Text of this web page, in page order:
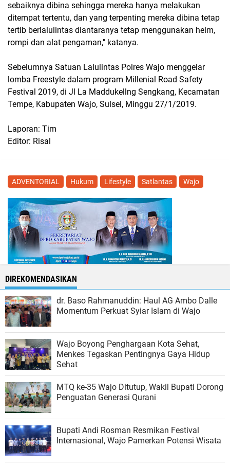
sebaiknya dibina sehingga mereka hanya melakukan
ditempat tertentu, dan yang terpenting mereka dibina tetap
tertib berlalulintas diantaranya tetap menggunakan helm,
rompi dan alat pengaman," katanya.
Sebelumnya Satuan Lalulintas Polres Wajo menggelar
lomba Freestyle dalam program Millenial Road Safety
Festival 2019, di Jl La Maddukellng Sengkang, Kecamatan
Tempe, Kabupaten Wajo, Sulsel, Minggu 27/1/2019.
Laporan: Tim
Editor: Risal
ADVENTORIAL Hukum Lifestyle Satlantas Wajo
DIREKOMENDASIKAN
dr. Baso Rahmanuddin: Haul AG Ambo Dalle
Momentum Perkuat Syiar Islam di Wajo
Wajo Boyong Penghargaan Kota Sehat,
Menkes Tegaskan Pentingnya Gaya Hidup
Sehat
MTQ ke-35 Wajo Ditutup, Wakil Bupati Dorong
Penguatan Generasi Qurani
Bupati Andi Rosman Resmikan Festival
Internasional, Wajo Pamerkan Potensi Wisata